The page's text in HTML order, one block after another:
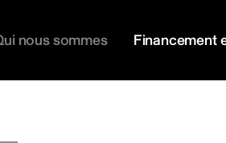
nous sommes Financement